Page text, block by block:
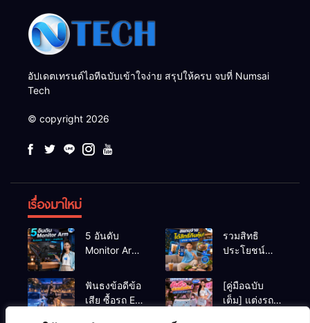
อัปเดตเทรนด์ไอทีฉบับเข้าใจง่าย สรุปให้ครบ จบที่ Numsai
Tech
© copyright 2026
เรื่องมาใหม่
5 อันดับ
Monitor Arm
แข็งแรง รับ
น้ำหนักจอ
โปรไฟล์สีตรง
รวมสิทธิ
ประโยชน์
หมูกระทะ เมื่อ
สแกนจ่ายด้วย
Virtual Bank
ฟันธงข้อดีข้อ
เสีย ซื้อรถ EV
[คู่มือฉบับ
เต็ม] แต่งรถ